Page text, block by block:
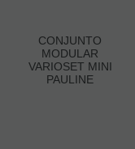
CONJUNTO
MODULAR
VARIOSET MINI
PAULINE